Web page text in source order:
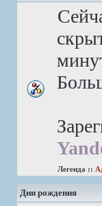
Легенда ::
Дни рождения